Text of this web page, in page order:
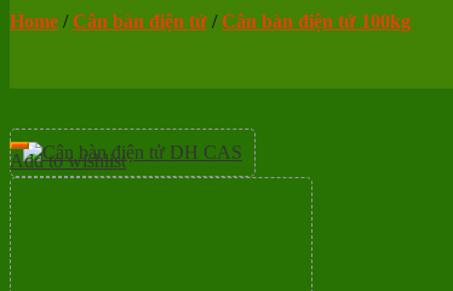
Home / Cân bàn điện tử / Cân bàn điện tử 100kg
Add to wishlist